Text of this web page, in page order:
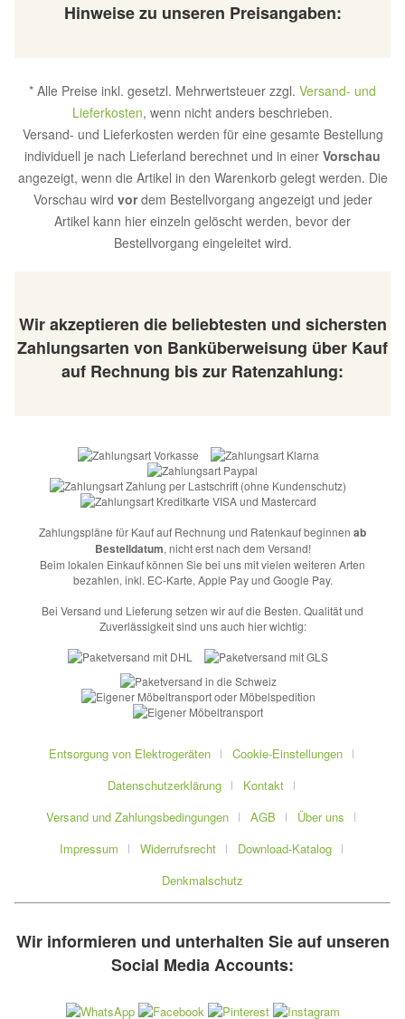
Hinweise zu unseren Preisangaben:
* Alle Preise inkl. gesetzl. Mehrwertsteuer zzgl. Versand- und
Lieferkosten, wenn nicht anders beschrieben.
Versand- und Lieferkosten werden für eine gesamte Bestellung
individuell je nach Lieferland berechnet und in einer Vorschau
angezeigt, wenn die Artikel in den Warenkorb gelegt werden. Die
Vorschau wird vordem Bestellvorgang angezeigt und jeder
Artikel kann hier einzeln gelöscht werden, bevor der
Bestellvorgang eingeleitet wird.
Wir akzeptieren die beliebtesten und sichersten
Zahlungsarten von Banküberweisung über Kauf
auf Rechnung bis zur Ratenzahlung:
Zahlungspläne für Kauf auf Rechnung und Ratenkauf beginnen ab
Bestelldatum, nicht erst nach dem Versand!
Beim lokalen Einkauf können Sie bei uns mit vielen weiteren Arten
bezahlen, inkl. EC-Karte, Apple Pay und Google Pay.
Bei Versand und Lieferung setzen wir auf die Besten. Qualität und
Zuverlässigkeit sind uns auch hier wichtig:
Entsorgung von Elektrogeräten
Cookie-Einstellungen
Datenschutzerklärung
Kontakt
Versand und Zahlungsbedingungen
AGB
Über uns
Impressum
Widerrufsrecht
Download-Katalog
Denkmalschutz
Wir informieren und unterhalten Sie auf unseren
Social Media Accounts: